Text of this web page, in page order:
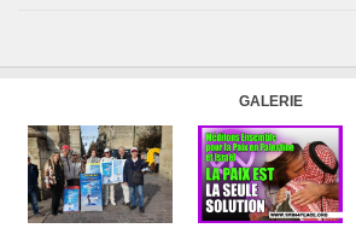
GALERIE